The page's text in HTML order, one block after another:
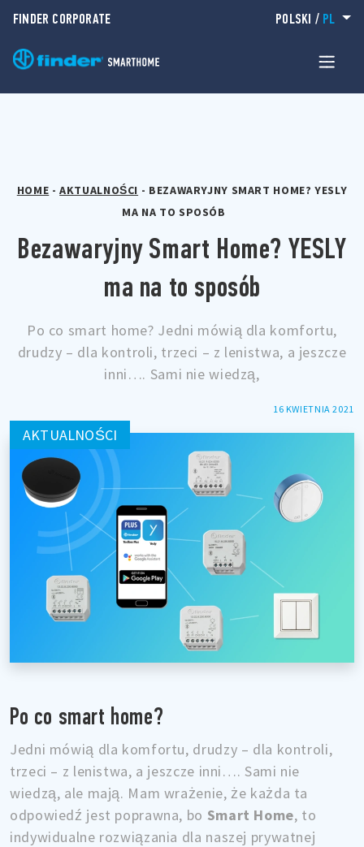
FINDER CORPORATE POLSKI / PL
HOME -AKTUALNOŚCI - BEZAWARYJNY SMART HOME? YESLY
MA NA TO SPOSÓB
Bezawaryjny Smart Home? YESLY
ma na to sposób
Po co smart home? Jedni mówią dla komfortu,
drudzy – dla kontroli, trzeci – z lenistwa, a jeszcze
inni…. Sami nie wiedzą,
16 KWIETNIA 2021
AKTUALNOŚCI
Po co smart home?
Jedni mówią dla komfortu, drudzy – dla kontroli,
trzeci – z lenistwa, a jeszcze inni…. Sami nie
wiedzą, ale mają. Mam wrażenie, że każda ta
odpowiedź jest poprawna, bo Smart Home, to
indywidualne rozwiązania dla naszej prywatnej